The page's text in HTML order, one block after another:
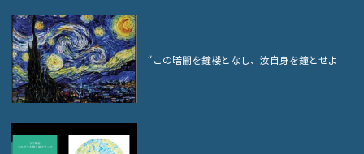
“この暗闇を鐘楼となし、汝自身を鐘とせよ